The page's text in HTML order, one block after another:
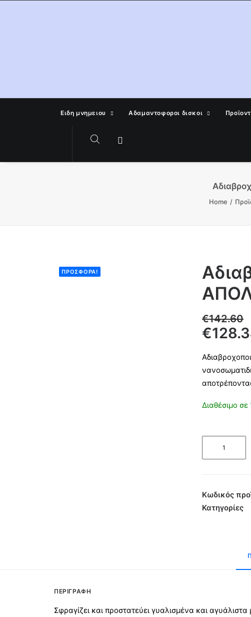
Ειδη μνημειου Αδαμαντοφοροι δισκοι
Home
ΠΡΟΣΦΟΡΆ!
€142.60
€
Διαθέσιμο
102
5lit
Κωδικός
Κατηγορίες
ΠΕΡΙΓΡΑΦΉ
Σφραγίζει και προστατεύει γυαλισμένα και